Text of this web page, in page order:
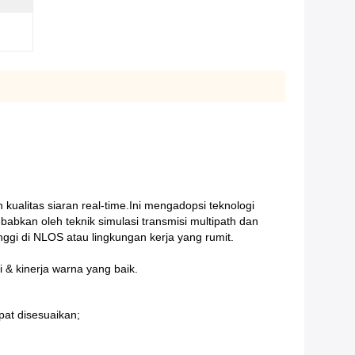
siaran real-time.Ini mengadopsi teknologi
oleh teknik simulasi transmisi multipath dan
di NLOS atau lingkungan kerja yang rumit.
kinerja warna yang baik.
disesuaikan;